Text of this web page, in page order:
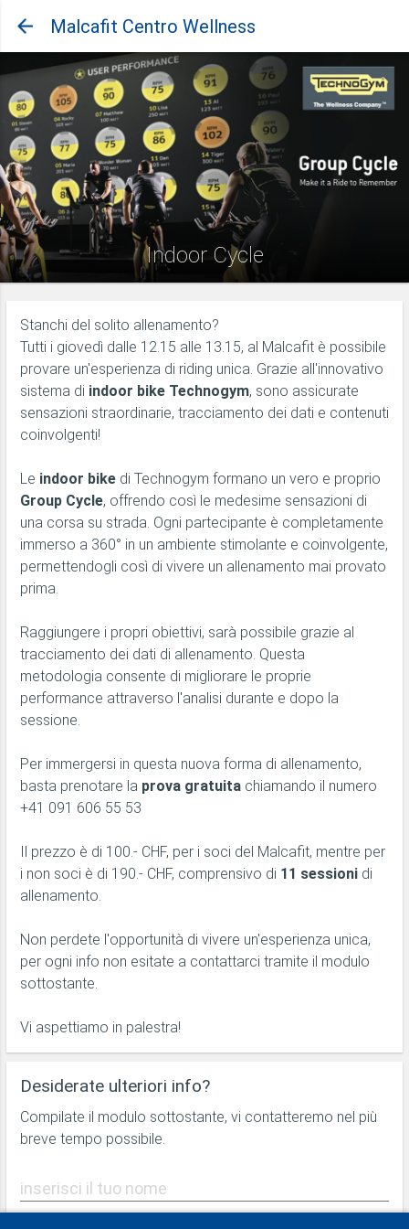
Malcafit Centro Wellness
Indoor Cycle
Stanchi del solito allenamento?
Tutti i giovedì dalle 12.15 alle 13.15, al Malcafit è possibile
provare un'esperienza di riding unica. Grazie all'innovativo
sistema di indoor bike Technogym, sono assicurate
sensazioni straordinarie, tracciamento dei dati e contenuti
coinvolgenti!
Le indoor bikedi Technogym formano un vero e proprio
Group Cycle, offrendo così le medesime sensazioni di
una corsa su strada. Ogni partecipante è completamente
immerso a 360° in un ambiente stimolante e coinvolgente,
permettendogli così di vivere un allenamento mai provato
prima.
Raggiungere i propri obiettivi, sarà possibile grazie al
tracciamento dei dati di allenamento. Questa
metodologia consente di migliorare le proprie
performance attraverso l'analisi durante e dopo la
sessione.
Per immergersi in questa nuova forma di allenamento,
basta prenotare la prova gratuitachiamando il numero
+41 091 606 55 53
Il prezzo è di 100.- CHF, per i soci del Malcafit, mentre per
i non soci è di 190.- CHF, comprensivo di 11 sessionidi
allenamento.
Non perdete l'opportunità di vivere un'esperienza unica,
per ogni info non esitate a contattarci tramite il modulo
sottostante.
Vi aspettiamo in palestra!
Desiderate ulteriori info?
Compilate il modulo sottostante, vi contatteremo nel più
breve tempo possibile.
inserisci il tuo nome